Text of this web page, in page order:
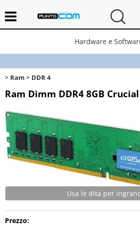
Hardware e
Computer Fissi e
Periferiche
Networking
Consumabili
Ram DDR 4
Ram Dimm DDR4 8GB
Usa le dita per
Prezzo: